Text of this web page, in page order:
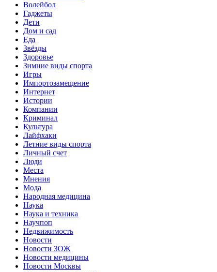
Волейбол
Гаджеты
Дети
Дом и сад
Еда
Звёзды
Здоровье
Зимние виды спорта
Игры
Импортозамещение
Интернет
Истории
Компании
Криминал
Культура
Лайфхаки
Летние виды спорта
Личный счет
Люди
Места
Мнения
Мода
Народная медицина
Наука
Наука и техника
Научпоп
Недвижимость
Новости
Новости ЗОЖ
Новости медицины
Новости Москвы